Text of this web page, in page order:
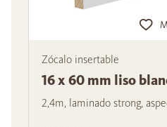
Zócalo insertable
16 x 60 mm liso
2,4m, laminado strong,